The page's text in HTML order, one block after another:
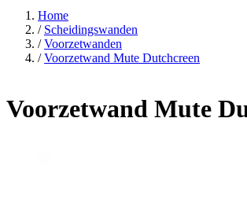
Home
/ Scheidingswanden
/ Voorzetwanden
/ Voorzetwand Mute Dutchcreen
Voorzetwand Mute